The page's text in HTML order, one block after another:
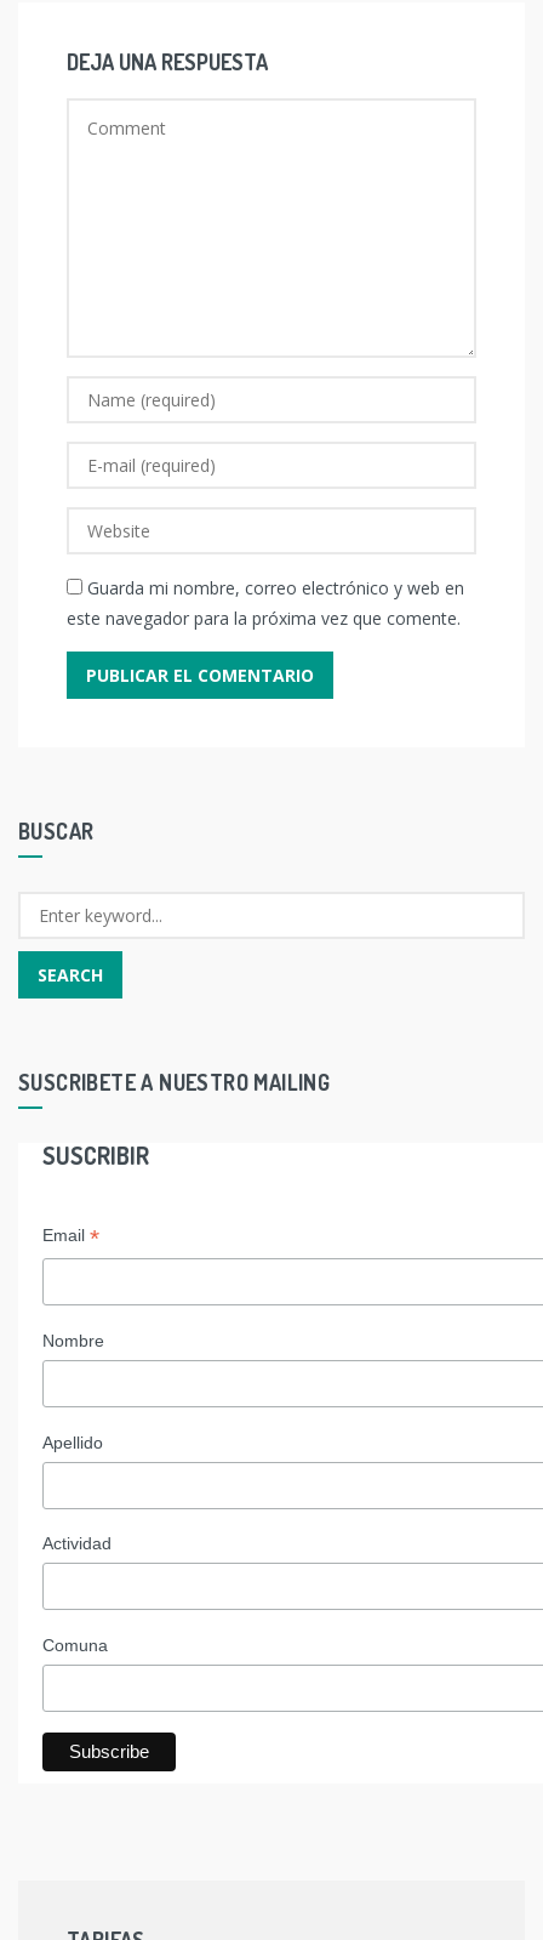
DEJA UNA RESPUESTA
Guarda mi nombre, correo electrónico y web en
este navegador para la próxima vez que comente.
BUSCAR
SUSCRIBETE A NUESTRO MAILING
SUSCRIBIR
Email *
Nombre
Apellido
Actividad
Comuna